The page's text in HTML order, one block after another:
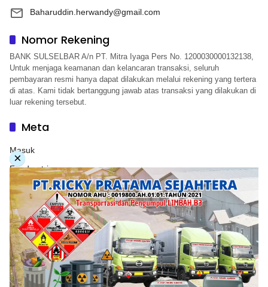
Baharuddin.herwandy@gmail.com
Nomor Rekening
BANK SULSELBAR A/n PT. Mitra Iyaga Pers No. 1200030000132138,
Untuk menjaga keamanan dan kelancaran transaksi, seluruh
pembayaran resmi hanya dapat dilakukan melalui rekening yang tertera
di atas. Kami tidak bertanggung jawab atas transaksi yang dilakukan di
luar rekening tersebut.
Meta
Masuk
Feed entri
Feed komentar
WordPress.org
×